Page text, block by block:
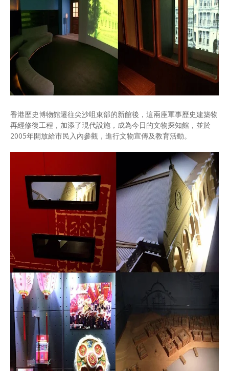
香港歷史博物館遷往尖沙咀東部的新館後，這兩座軍事歷史建築物
再經修復工程，加添了現代設施，成為今日的文物探知館，並於
2005年開放給市民入內參觀，進行文物宣傳及教育活動。